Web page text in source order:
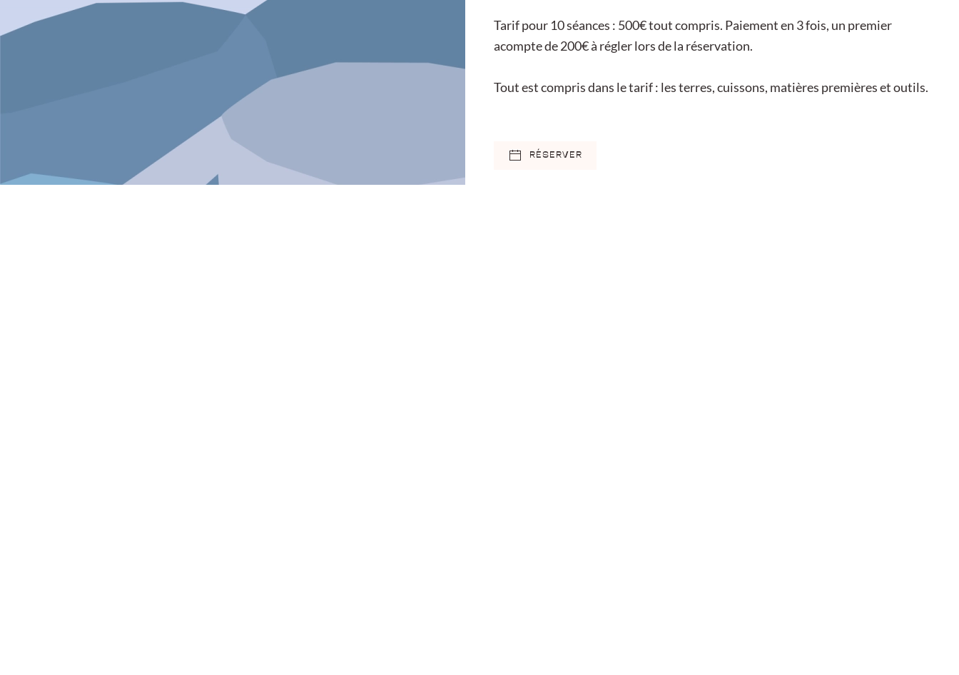
Tarif pour 10 séances : 500€ tout compris. Paiement en 3 fois, un premier
acompte de 200€ à régler lors de la réservation.
Tout est compris dans le tarif : les terres, cuissons, matières premières et outils.
RÉSERVER